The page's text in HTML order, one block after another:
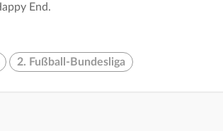
End.
2. Fußball-Bundesliga